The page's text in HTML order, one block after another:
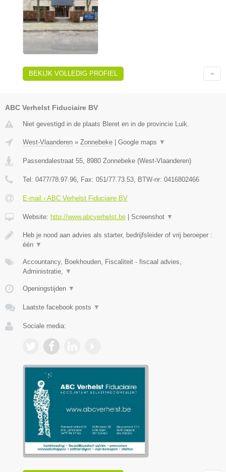
BEKIJK VOLLEDIG PROFIEL
ABC Verhelst Fiduciaire BV
Niet gevestigd in de plaats Bleret en in de provincie Luik.
West-Vlaanderen » Zonnebeke Google maps ▼
Passendalestraat 55, 8980 Zonnebeke (West-Vlaanderen)
Tel: 0477/78.97.96, Fax: 051/77.73.53, BTW-nr: 0416802466
E-mail › ABC Verhelst Fiduciaire BV
Website: http://www.abcverhelst.be Screenshot ▼
Heb je nood aan advies als starter, bedrijfsleider of vrij beroeper :
één ▼
Accountancy, Boekhouden, Fiscaliteit - fiscaal advies,
Administratie, ▼
Openingstijden ▼
Laatste facebook posts ▼
Sociale media: